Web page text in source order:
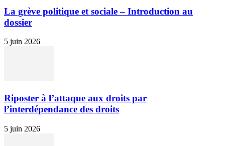
La grève politique et sociale – Introduction au
dossier
5 juin 2026
Riposter à l’attaque aux droits par
l’interdépendance des droits
5 juin 2026